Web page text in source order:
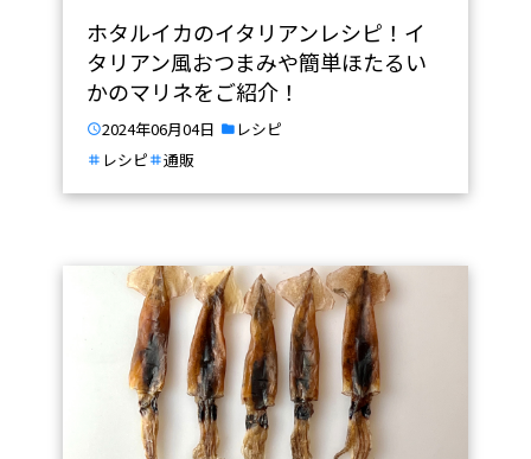
ホタルイカのイタリアンレシピ！イ
タリアン風おつまみや簡単ほたるい
かのマリネをご紹介！
2024年06月04日
レシピ
レシピ
通販